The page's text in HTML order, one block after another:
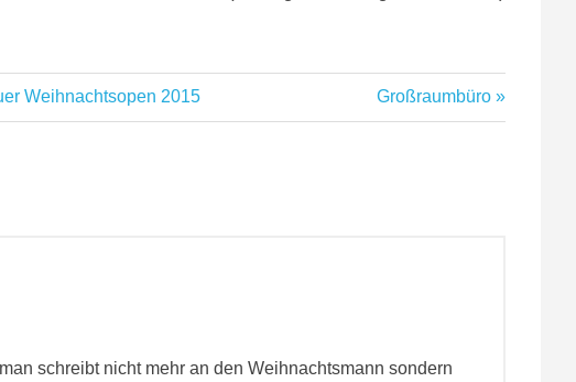
Weihnachtsopen 2015
Nächster
Beitrag:
Großraumbüro
schreibt nicht mehr an den Weihnachtsmann sondern